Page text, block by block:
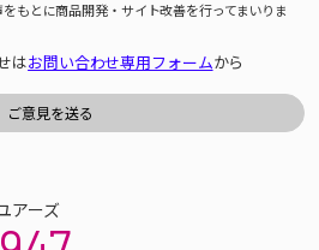
もとに商品開発・サイト改善を行ってまいりま
はお問い合わせ専用フォームから
アーズ